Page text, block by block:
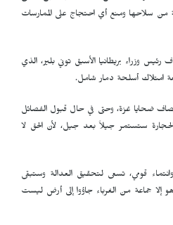
من سلاحها ومنع أي احتجاج على الممارسات
وزراء بريطانيا الأسبق توني بلير، الذي
امتلاك أسلحة دمار شامل.
ضحايا غزة، وحتى في حال قبول الفصائل
ستستمر جيلاً بعد جيل، لأن الحق لا
قومي، تسعى لتحقيق العدالة وستبقى
إلا جماعة من الغرباء جاؤوا إلى أرض ليست